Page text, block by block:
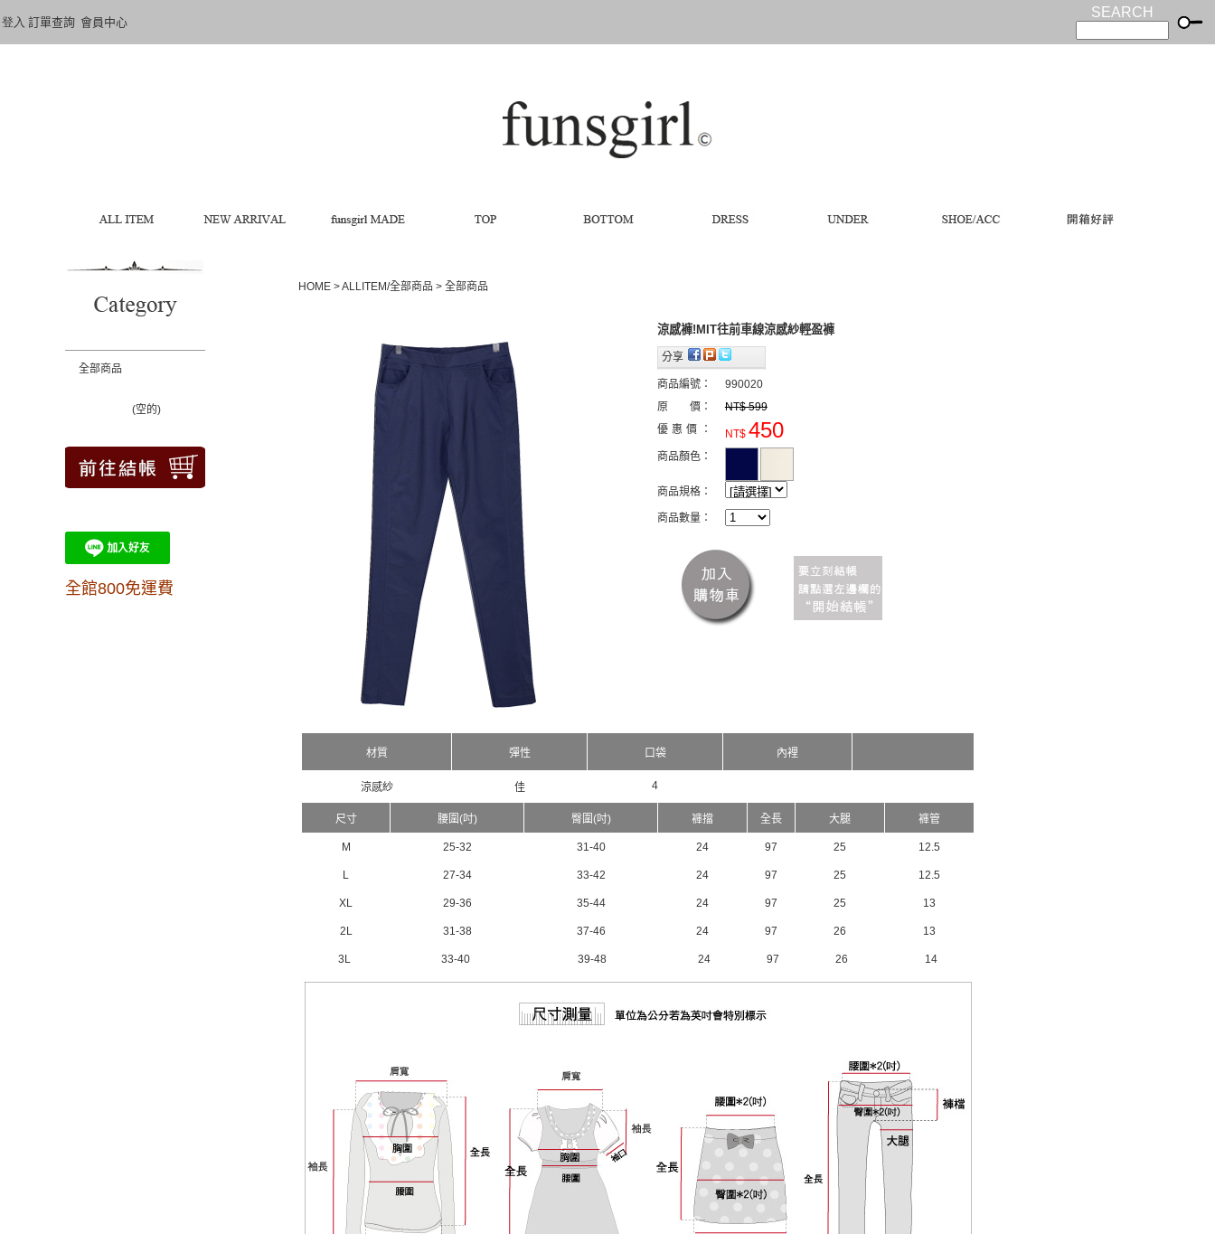
登入 訂單查詢 會員中心
SEARCH
全部商品
(空的)
全館800免運費
HOME >ALLITEM/全部商品 > 全部商品
涼感褲!MIT往前車線涼感紗輕盈褲
分享
商品編號：
990020
原 價：
NT$ 599
優惠價：
NT$ 450
商品顏色：
商品規格：
商品數量：
材質 彈性 口袋 內裡
涼感紗 佳 4
尺寸 腰圍(吋) 臀圍(吋) 褲擋 全長 大腿 褲管
M 25-32 31-40 24 97 25 12.5
L 27-34 33-42 24 97 25 12.5
XL 29-36 35-44 24 97 25 13
2L 31-38 37-46 24 97 26 13
3L 33-40 39-48 24 97 26 14